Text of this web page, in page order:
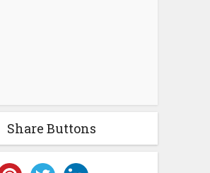
Share Buttons